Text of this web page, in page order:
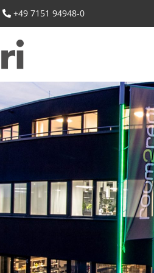
+49 7151 94948-0